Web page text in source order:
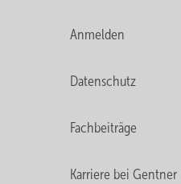
Anmelden
Datenschutz
Fachbeiträge
Karriere bei Gentner